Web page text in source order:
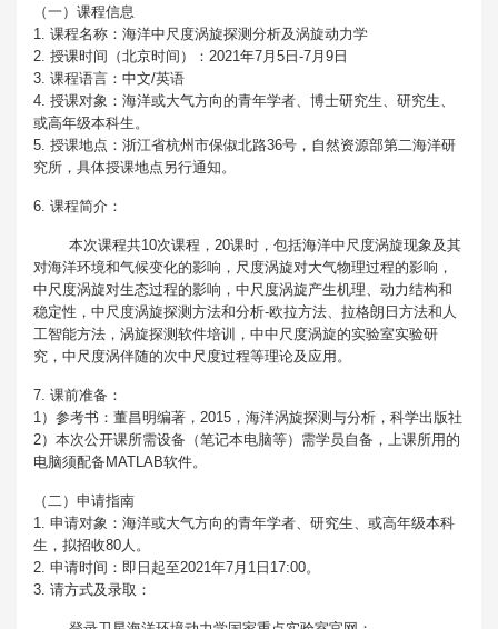
（一）课程信息
1. 课程名称：海洋中尺度涡旋探测分析及涡旋动力学
2. 授课时间（北京时间）：2021年7月5日-7月9日
3. 课程语言：中文/英语
4. 授课对象：海洋或大气方向的青年学者、博士研究生、研究生、
或高年级本科生。
5. 授课地点：浙江省杭州市保俶北路36号，自然资源部第二海洋研
究所，具体授课地点另行通知。
6. 课程简介：
本次课程共10次课程，20课时，包括海洋中尺度涡旋现象及其
对海洋环境和气候变化的影响，尺度涡旋对大气物理过程的影响，
中尺度涡旋对生态过程的影响，中尺度涡旋产生机理、动力结构和
稳定性，中尺度涡旋探测方法和分析-欧拉方法、拉格朗日方法和人
工智能方法，涡旋探测软件培训，中中尺度涡旋的实验室实验研
究，中尺度涡伴随的次中尺度过程等理论及应用。
7. 课前准备：
1）参考书：董昌明编著，2015，海洋涡旋探测与分析，科学出版社
2）本次公开课所需设备（笔记本电脑等）需学员自备，上课所用的
电脑须配备MATLAB软件。
（二）申请指南
1. 申请对象：海洋或大气方向的青年学者、研究生、或高年级本科
生，拟招收80人。
2. 申请时间：即日起至2021年7月1日17:00。
3. 请方式及录取：